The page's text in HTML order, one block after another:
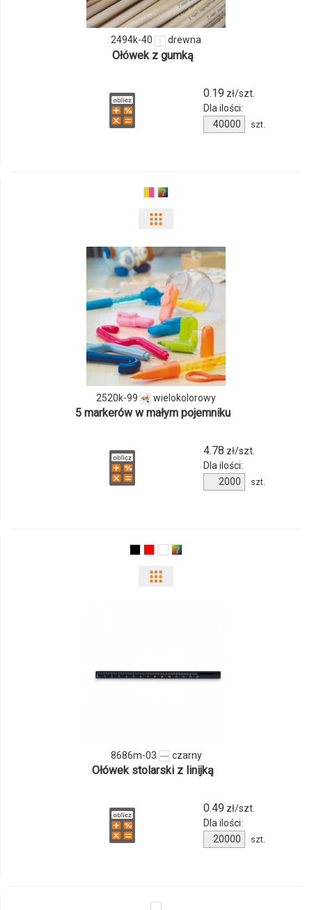
produktu
2494k-
40
2494k-40 drewna
Ołówek z gumką
0.19 zł/szt.
Dla ilości:
Ilość
produktu
szt.
odmiany
i
ilości
produktu
2520k-
99
2520k-99 wielokolorowy
5 markerów w małym pojemniku
4.78 zł/szt.
Dla ilości:
Ilość
produktu
szt.
8686m-03 czarny
Ołówek stolarski z linijką
0.49 zł/szt.
Dla ilości:
Ilość
produktu
szt.